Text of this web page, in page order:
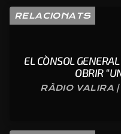
RELACIONATS
EL CÒNSOL
OBRIR
RÀDIO VALIRA